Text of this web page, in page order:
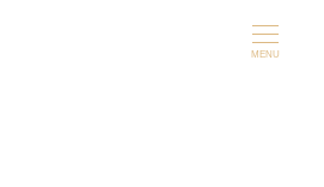
MENU